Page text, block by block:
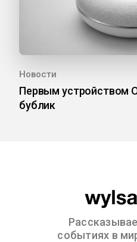
Новости
Первым устройством
бублик
событиях в